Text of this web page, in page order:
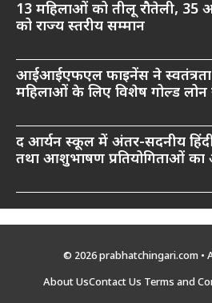
13 महिलाओं को तीलू रौतेली, 35
को राज्य स्तरीय सम्मान
आईआईएफएल फाइनेंस ने
महिलाओं के लिए विशेष गोल्ड
द आर्यन स्कूल में अंतर-सदनीय
तथा आशुभाषण प्रतियोगिताओं
© 2026 prabhatchingari.com •
About UsContact Us Terms and